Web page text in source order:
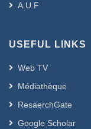
A.U.F
USEFUL LINKS
Web TV
Médiathèque
ResaerchGate
Google Scholar